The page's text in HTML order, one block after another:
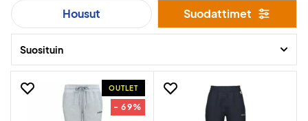
Housut Suodattimet
Suosituin
OUTLET
- 69%